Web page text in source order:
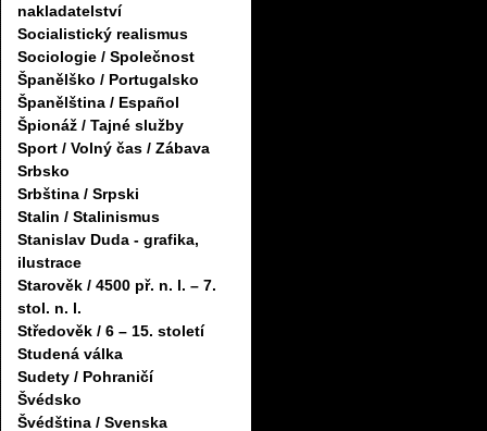
nakladatelství
Socialistický realismus
Sociologie / Společnost
Španělško / Portugalsko
Španělština / Español
Špionáž / Tajné služby
Sport / Volný čas / Zábava
Srbsko
Srbština / Srpski
Stalin / Stalinismus
Stanislav Duda - grafika,
ilustrace
Starověk / 4500 př. n. l. – 7.
stol. n. l.
Středověk / 6 – 15. století
Studená válka
Sudety / Pohraničí
Švédsko
Švédština / Svenska